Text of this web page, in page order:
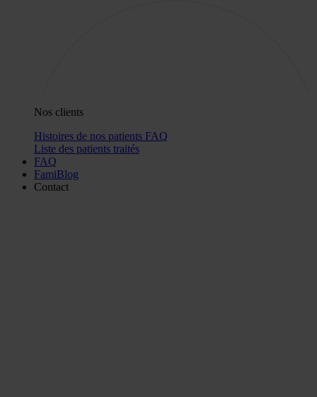
Nos clients
Histoires de nos patients FAQ
Liste des patients traités
FAQ
FamiBlog
Contact